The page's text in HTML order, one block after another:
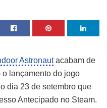
Astronautacabam de
lançamento do jogo
dia 23 de setembro que
Antecipado no Steam.